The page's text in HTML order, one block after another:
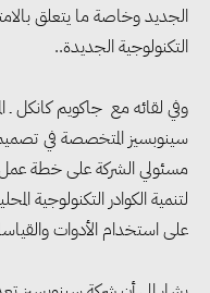
الجديد وخاصة ما يتعلق
التكنولوجية الجديدة..
وفي لقائه مع جاكويم كانكل ـ
سينوبسيز المتخصصة في تصميم
مسئولي الشركة على خطة
لتنمية الكوادر التكنولوجية
على استخدام الأدوات